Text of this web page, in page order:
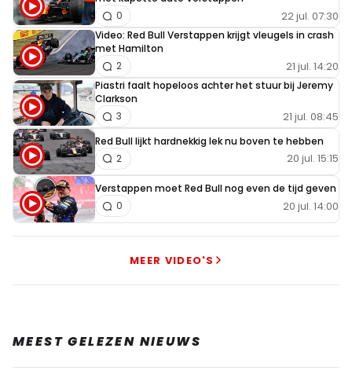
22 jul. 07:30
0
Video: Red Bull Verstappen krijgt vleugels in crash
met Hamilton
21 jul. 14:20
2
Piastri faalt hopeloos achter het stuur bij Jeremy
Clarkson
21 jul. 08:45
3
Red Bull lijkt hardnekkig lek nu boven te hebben
20 jul. 15:15
2
Verstappen moet Red Bull nog even de tijd geven
20 jul. 14:00
0
MEER VIDEO'S
MEEST GELEZEN NIEUWS